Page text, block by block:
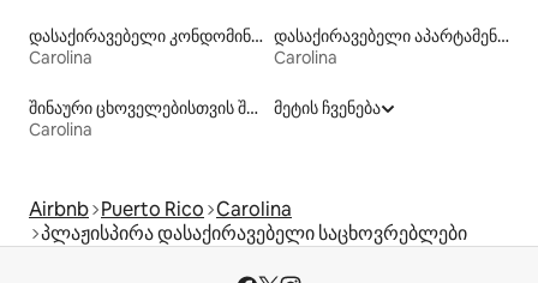
დასაქირავებელი კონდომინიუმები
Carolina
დასაქირავებელი აპარტამენტები
Carolina
შინაური ცხოველებისთვის შესაფერისი დასაქირავებელი საცხოვრებლები
Carolina
მეტის ჩვენება
Airbnb Puerto Rico Carolina
პლაჟისპირა დასაქირავებელი საცხოვრებლები